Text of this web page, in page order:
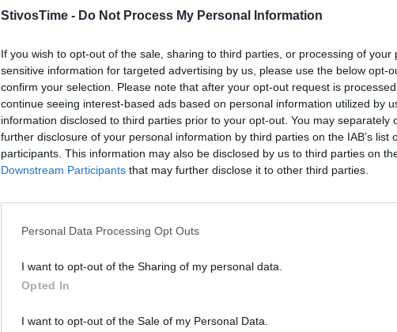
StivosTime - Do Not Process My Personal Information
If you wish to opt-out of the sale, sharing to third parties, or processing of your
sensitive information for targeted advertising by us, please use the below opt-
confirm your selection. Please note that after your opt-out request is
continue seeing interest-based ads based on personal information utilized by
information disclosed to third parties prior to your opt-out. You may separately
further disclosure of your personal information by third parties on the IAB’s list
participants. This information may also be disclosed by us to third parties on
Downstream Participants that may further disclose it to other third parties.
Personal Data Processing Opt Outs
I want to opt-out of the Sharing of my personal data.
Opted In
I want to opt-out of the Sale of my Personal Data.